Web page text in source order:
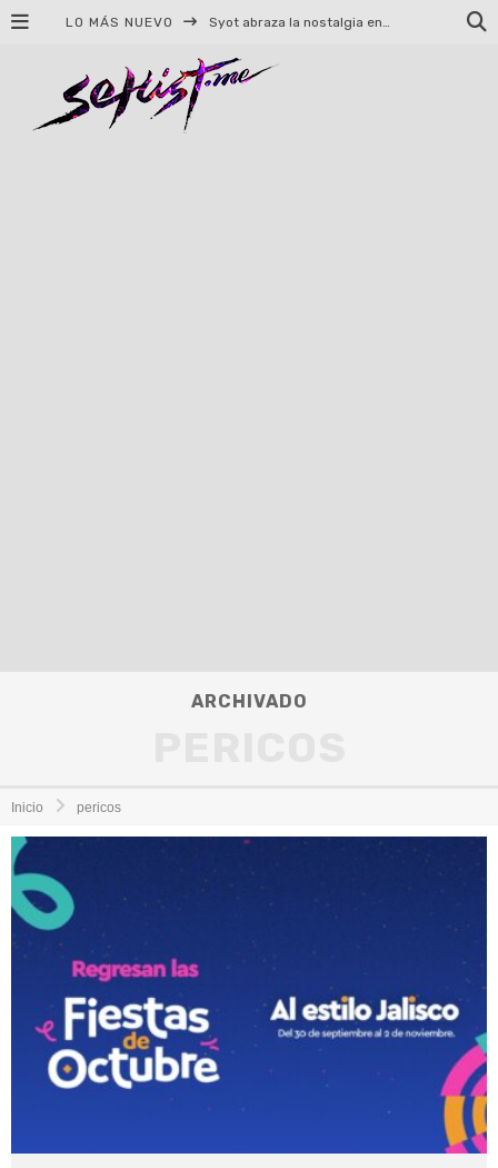
LO MÁS NUEVO Syot abraza la nostalgia en «Blame», el primer adelanto de su EP debut
ARCHIVADO
Inicio pericos